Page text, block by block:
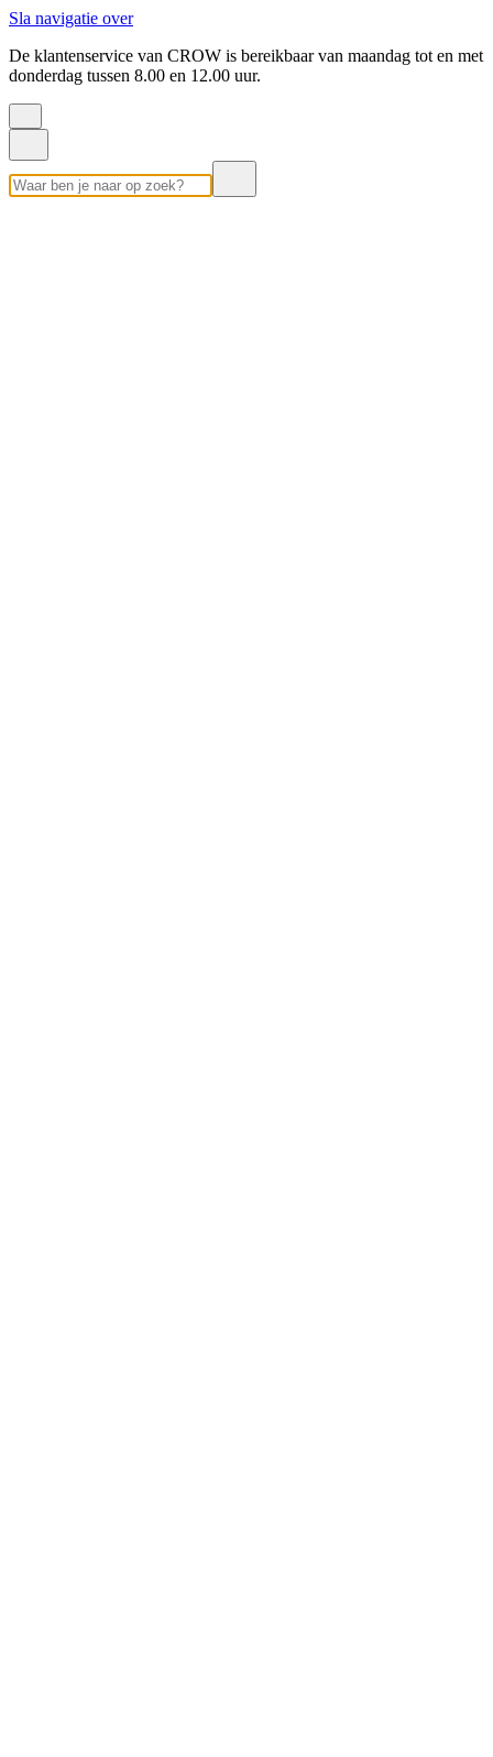
Sla navigatie over
De klantenservice van CROW is bereikbaar van maandag tot en met
donderdag tussen 8.00 en 12.00 uur.